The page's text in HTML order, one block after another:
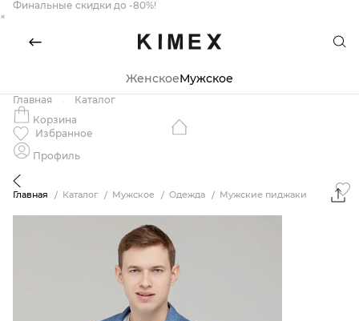
Финальные скидки до -80%!
×
ЖенскоеМужское
Главная
Каталог
Корзина
Избранное
Профиль
Главная Каталог Мужское Одежда Мужские пиджаки